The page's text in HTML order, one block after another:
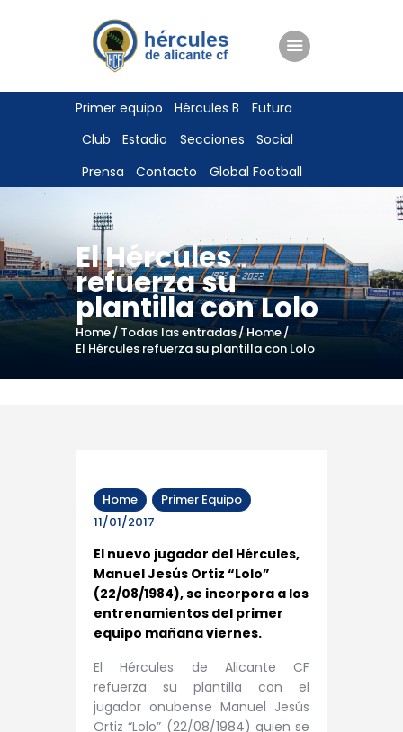
Primer equipo Hércules B
Futura
Club
Estadio Secciones
Social
Prensa
Contacto Global Football
El Hércules
refuerza su
plantilla con Lolo
Home Todas las entradas Home
El Hércules refuerza su plantilla con Lolo
ENTRADAS
TIENDA
HÉRCULESCF100
Home
Primer Equipo
11/01/2017
El nuevo jugador del Hércules,
Manuel Jesús Ortiz “Lolo”
(22/08/1984), se incorpora a los
entrenamientos del primer
equipo mañana viernes.
El Hércules de Alicante CF
refuerza su plantilla con el
jugador onubense Manuel Jesús
Ortiz “Lolo” (22/08/1984) quien se